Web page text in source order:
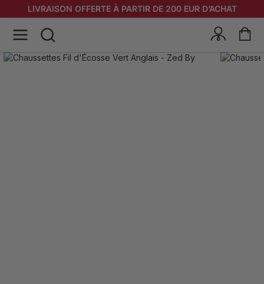
LIVRAISON OFFERTE À PARTIR DE 200 EUR D’ACHAT